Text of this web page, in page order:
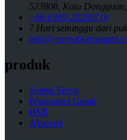
523808, Kota
+86 0769-22235716
7 Hari seminggu dari
produk
Sistem Servo
Pengontrol Gerak
HMI
Aksesori